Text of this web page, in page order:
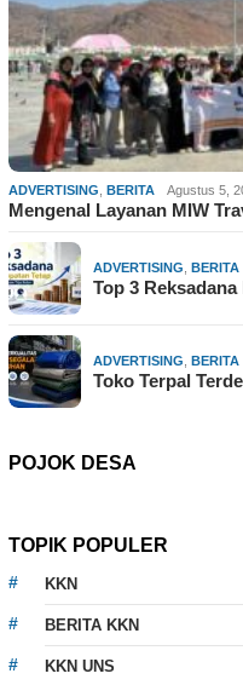
ADVERTISING, BERITA Agustus 5,
Mengenal Layanan MIW
ADVERTISING, BERITA
Top 3
ADVERTISING, BERITA
Toko Terpal
POJOK DESA
TOPIK POPULER
KKN
BERITA KKN
KKN UNS